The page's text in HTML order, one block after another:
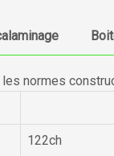
normes
122ch